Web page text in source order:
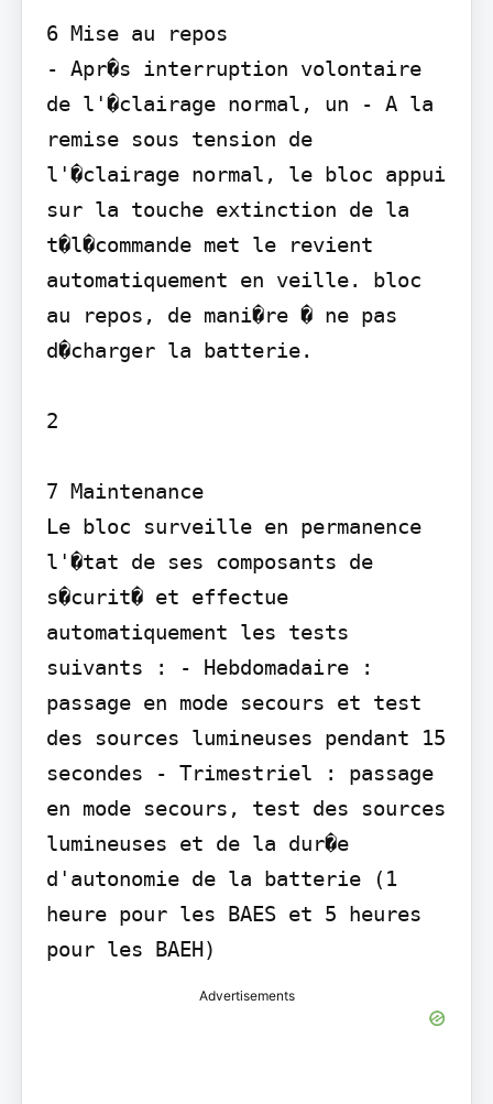
6 Mise au repos
- Apr�s interruption volontaire
de l'�clairage normal, un - A la
remise sous tension de
l'�clairage normal, le bloc appui
sur la touche extinction de la
t�l�commande met le revient
automatiquement en veille. bloc
au repos, de mani�re � ne pas
d�charger la batterie.
2
7 Maintenance
Le bloc surveille en permanence
l'�tat de ses composants de
s�curit� et effectue
automatiquement les tests
suivants : - Hebdomadaire :
passage en mode secours et test
des sources lumineuses pendant 15
secondes - Trimestriel : passage
en mode secours, test des sources
lumineuses et de la dur�e
d'autonomie de la batterie (1
heure pour les BAES et 5 heures
pour les BAEH)
Advertisements